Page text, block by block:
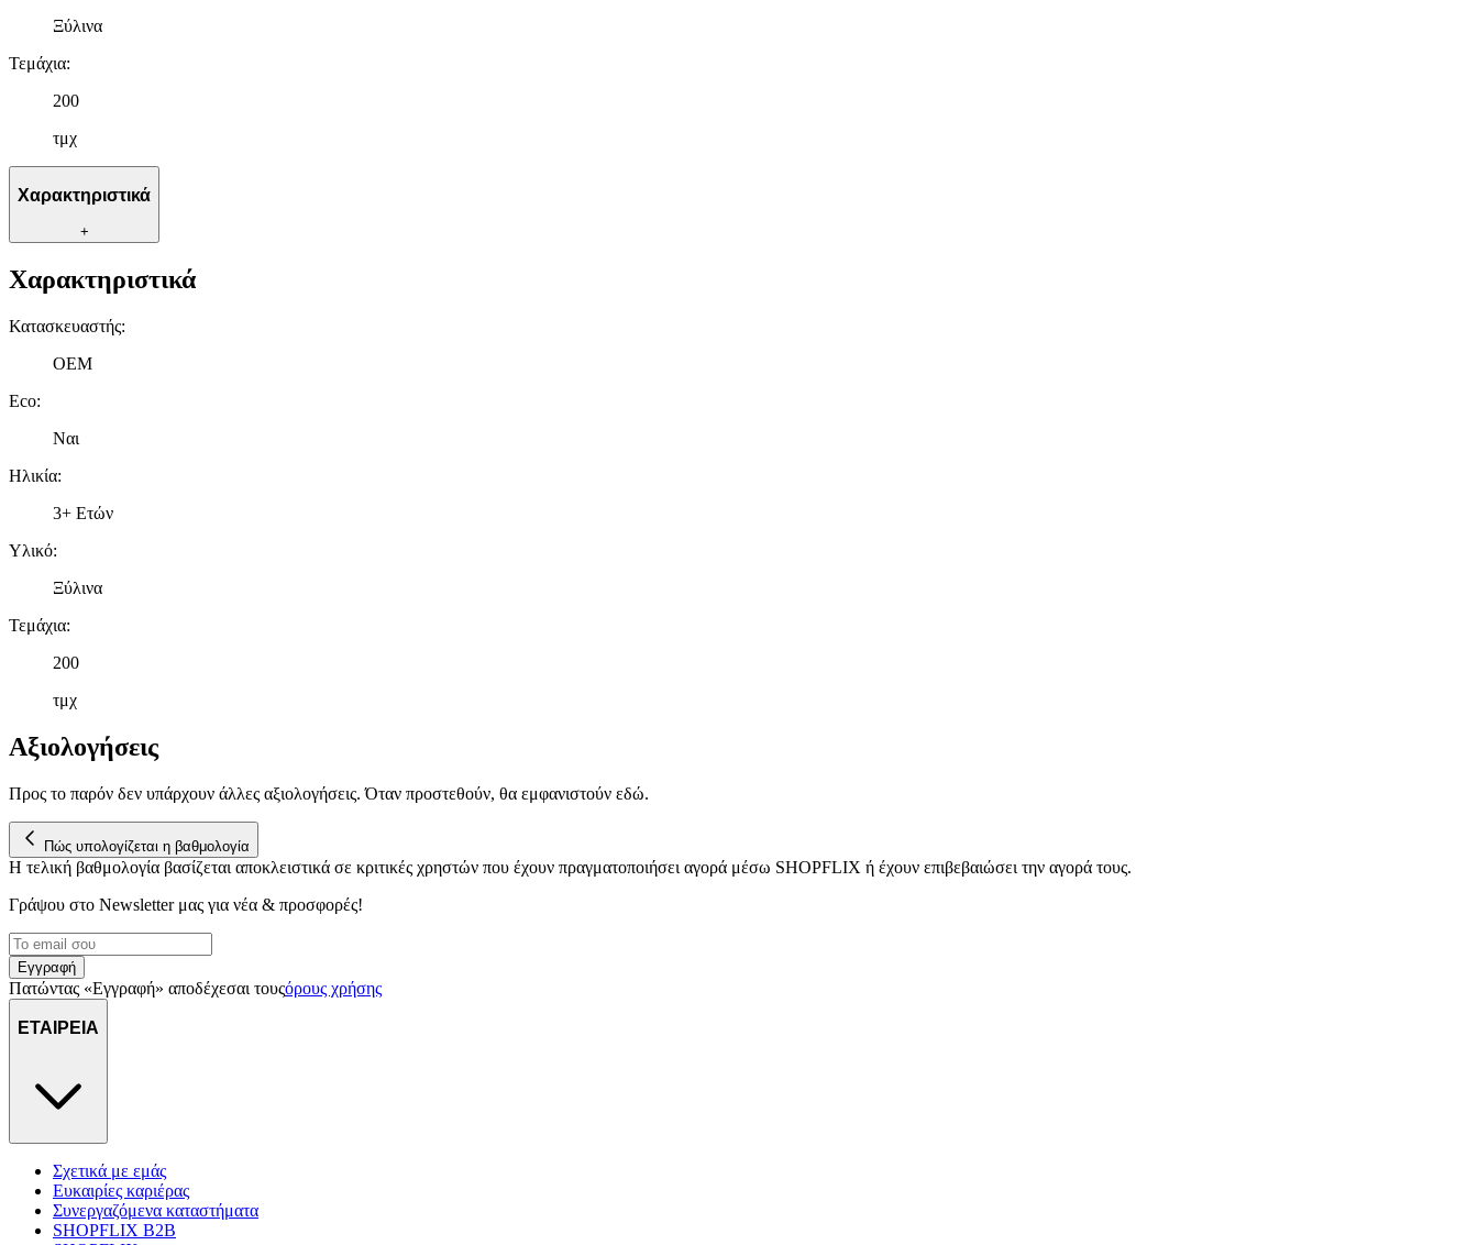
Ξύλινα
Τεμάχια:
200
τμχ
Χαρακτηριστικά
+
Χαρακτηριστικά
Κατασκευαστής:
OEM
Eco:
Ναι
Ηλικία:
3+ Ετών
Υλικό:
Ξύλινα
Τεμάχια:
200
τμχ
Αξιολογήσεις
Προς το παρόν δεν υπάρχουν άλλες αξιολογήσεις. Όταν προστεθούν, θα εμφανιστούν εδώ.
Πώς υπολογίζεται η βαθμολογία
Η τελική βαθμολογία βασίζεται αποκλειστικά σε κριτικές χρηστών που έχουν πραγματοποιήσει αγορά μέσω SHOPFLIX ή έχουν επιβεβαιώσει την αγορά τους.
Γράψου στο Νewsletter μας για νέα & προσφορές!
Εγγραφή
Πατώντας «Εγγραφή» αποδέχεσαι τουςόρους χρήσης
ΕΤΑΙΡΕΙΑ
Σχετικά με εμάς
Ευκαιρίες καριέρας
Συνεργαζόμενα καταστήματα
SHOPFLIX B2B